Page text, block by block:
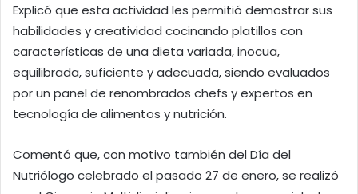
Explicó que esta actividad les permitió demostrar sus
habilidades y creatividad cocinando platillos con
características de una dieta variada, inocua,
equilibrada, suficiente y adecuada, siendo evaluados
por un panel de renombrados chefs y expertos en
tecnología de alimentos y nutrición.
Comentó que, con motivo también del Día del
Nutriólogo celebrado el pasado 27 de enero, se realizó